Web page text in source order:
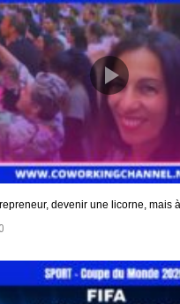
devenir une licorne, mais